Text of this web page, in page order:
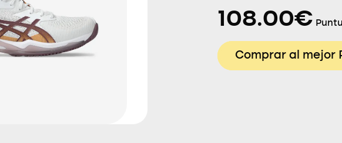
108.00€
Comprar al mejor